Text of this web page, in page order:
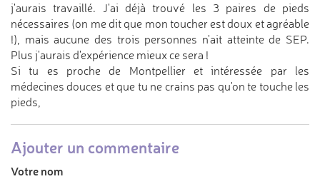
j'aurais travaillé. J'ai déjà trouvé les 3 paires de pieds
nécessaires (on me dit que mon toucher est doux et agréable
!), mais aucune des trois personnes n'ait atteinte de SEP.
Plus j'aurais d'expérience mieux ce sera !
Si tu es proche de Montpellier et intéressée par les
médecines douces et que tu ne crains pas qu'on te touche les
pieds,
Ajouter un commentaire
Votre nom